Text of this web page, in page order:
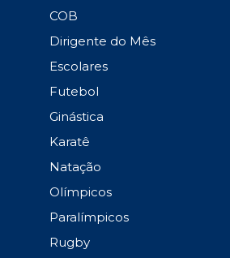
COB
Dirigente do Mês
Escolares
Futebol
Ginástica
Karatê
Natação
Olímpicos
Paralímpicos
Rugby